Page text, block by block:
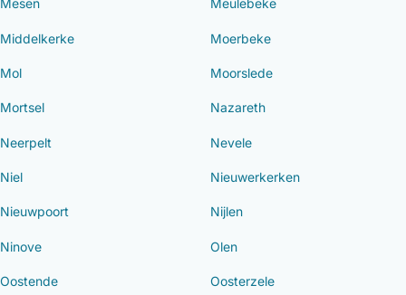
Mesen Meulebeke
Middelkerke Moerbeke
Mol Moorslede
Mortsel Nazareth
Neerpelt Nevele
Niel Nieuwerkerken
Nieuwpoort Nijlen
Ninove Olen
Oostende Oosterzele